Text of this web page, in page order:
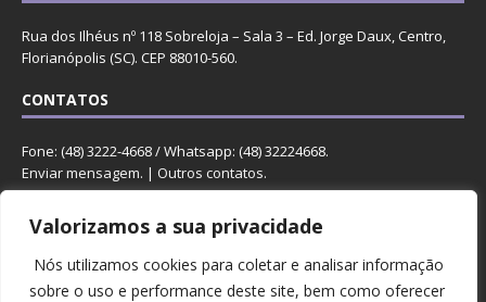
Valorizamos a sua privacidade
Nós utilizamos cookies para coletar e analisar informação
sobre o uso e performance deste site, bem como oferecer
Rua dos Ilhéus nº 118 Sobreloja – Sala 3 – Ed. Jorge Daux, Centro,
Florianópolis (SC). CEP 88010-560.
CONTATOS
Fone: (48) 3222-4668 / Whatsapp: (48) 32224668.
Enviar mensagem. | Outros contatos.
REDES